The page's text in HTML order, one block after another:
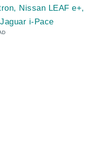
Nissan LEAF e+,
i-Pace